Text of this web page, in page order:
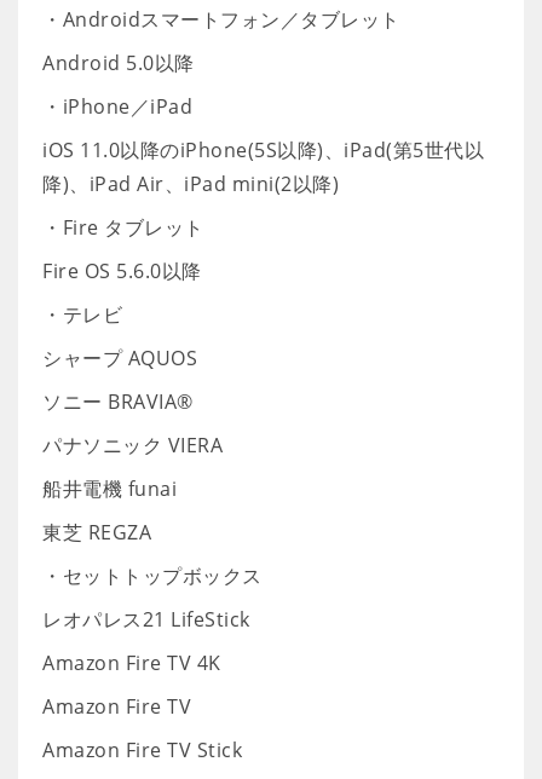
・Androidスマートフォン／タブレット
Android 5.0以降
・iPhone／iPad
iOS 11.0以降のiPhone(5S以降)、iPad(第5世代以
降)、iPad Air、iPad mini(2以降)
・Fire タブレット
Fire OS 5.6.0以降
・テレビ
シャープ AQUOS
ソニー BRAVIA®
パナソニック VIERA
船井電機 funai
東芝 REGZA
・セットトップボックス
レオパレス21 LifeStick
Amazon Fire TV 4K
Amazon Fire TV
Amazon Fire TV Stick